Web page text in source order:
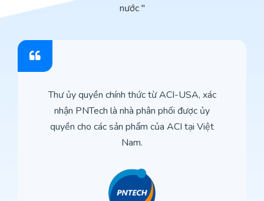
nước "
Thư ủy quyền chính thức từ ACI-USA, xác
nhận PNTech là nhà phân phối được ủy
quyền cho các sản phẩm của ACI tại Việt
Nam.